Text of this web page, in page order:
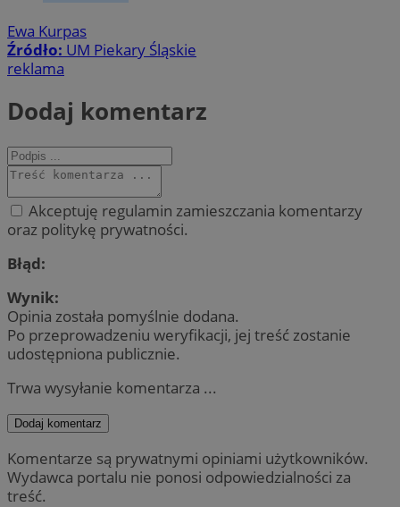
Ewa Kurpas
Źródło: UM Piekary Śląskie
reklama
Dodaj komentarz
Akceptuję regulamin zamieszczania komentarzy
oraz politykę prywatności.
Błąd:
Wynik:
Opinia została pomyślnie dodana.
Po przeprowadzeniu weryfikacji, jej treść zostanie
udostępniona publicznie.
Trwa wysyłanie komentarza ...
Dodaj komentarz
Komentarze są prywatnymi opiniami użytkowników.
Wydawca portalu nie ponosi odpowiedzialności za
treść.